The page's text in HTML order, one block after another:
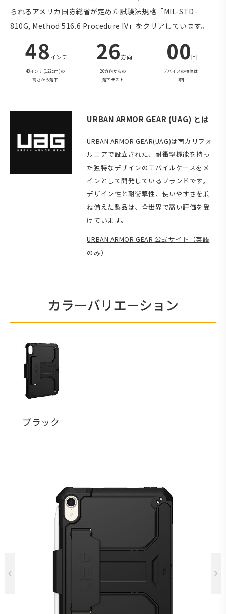
られるアメリカ国防総省が定めた試験法規格「MIL-STD-
810G, Method 516.6 Procedure IV」をクリアしています。
48 インチ
48インチ(122cm)の
高さから落下
26方向
26方向からの
落下テスト
00回
デバイスの損傷は
0回
URBAN ARMOR GEAR (UAG) とは
URBAN ARMOR GEAR(UAG)は南カリフォ
ルニアで設立された、耐衝撃機能を持っ
た独特なデザインのモバイルケースをメ
インとして開発しているブランドです。
デザイン性と耐衝撃性、使いやすさを兼
ね備えた製品は、全世界で高い評価を受
けています。
URBAN ARMOR GEAR 公式サイト（英語
のみ）
カラーバリエーション
ブラック